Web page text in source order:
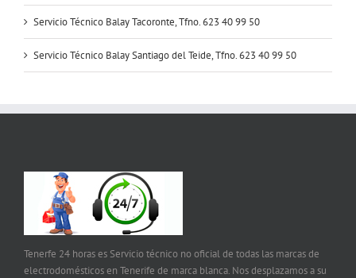
Servicio Técnico Balay Tacoronte, Tfno. 623 40 99 50
Servicio Técnico Balay Santiago del Teide, Tfno. 623 40 99 50
Tenerfe 24 horas es Servicio técnico no oficial de todas las marcas de
electrodomésticos en Tenerife de marca blanca. Nos desplazamos a su